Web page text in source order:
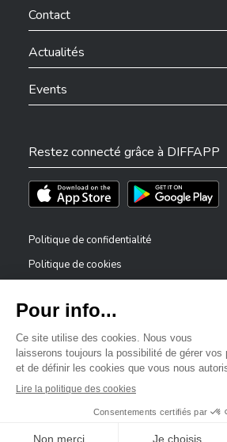
Contact
Actualités
Events
Restez connecté grâce à DIFFAPP
Téléchargez l'app sur l'App Store
Téléchargez l'app
Politique de confidentialité
Politique de cookies
Déclaration d’accessibilité
Dispositif de signalement — lanceurs
©2026 Tous droits réservés . Ville
Bonjour, comment